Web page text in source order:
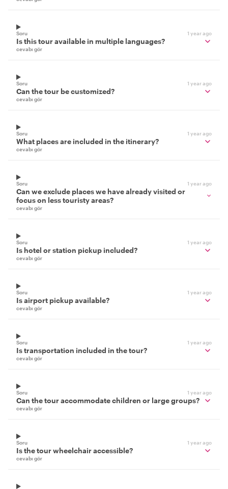
Soru 1 year ago
Is this tour available in multiple languages?
cevabı gör
Soru 1 year ago
Can the tour be customized?
cevabı gör
Soru 1 year ago
What places are included in the itinerary?
cevabı gör
Soru 1 year ago
Can we exclude places we have already visited or
focus on less touristy areas?
cevabı gör
Soru 1 year ago
Is hotel or station pickup included?
cevabı gör
Soru 1 year ago
Is airport pickup available?
cevabı gör
Soru 1 year ago
Is transportation included in the tour?
cevabı gör
Soru 1 year ago
Can the tour accommodate children or large groups?
cevabı gör
Soru 1 year ago
Is the tour wheelchair accessible?
cevabı gör